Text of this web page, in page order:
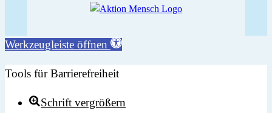
Werkzeugleiste öffnen
Tools für Barrierefreiheit
Schrift vergrößern